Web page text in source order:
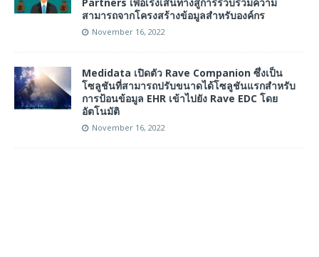
Partners เพื่อเร่งเส้นทางสู่การรวบรวมความ
สามารถจากโครงสร้างข้อมูลสำหรับองค์กร
November 16, 2022
Medidata เปิดตัว Rave Companion ซึ่งเป็น
โซลูชันที่สามารถปรับขนาดได้โซลูชันแรกสำหรับ
การป้อนข้อมูล EHR เข้าไปยัง Rave EDC โดย
อัตโนมัติ
November 16, 2022